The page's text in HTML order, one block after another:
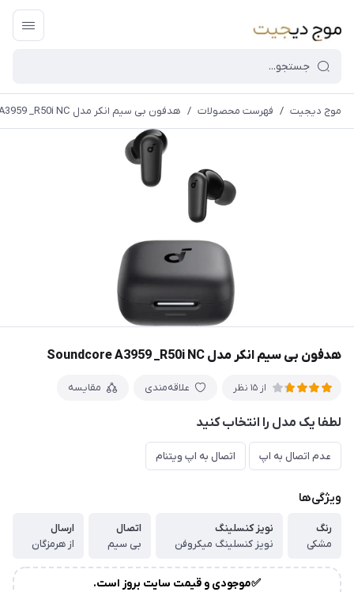
قیمت و
زمان
آماده
ارسال
به
پستسفارشات،بین
2روز
موج دیجیت / فهرست محصولات / هدفون بی سیم انکر مدل Soundcore A3959 _R50i NC
هدفون بی سیم انکر مدل Soundcore A3959 _R50i NC
از 15 نظر علاقه‌مندی مقایسه
لطفا یک مدل را انتخاب کنید
عدم اتصال به اپ اتصال به اپ ویتنام
ویژگی‌ها
رنگ
مشکی
نویز کنسلینگ
نویز کنسلینگ میکروفن
اتصال
بی سیم
ارسال
از هرمزگان
✅موجودی و قیمت سایت بروز است.